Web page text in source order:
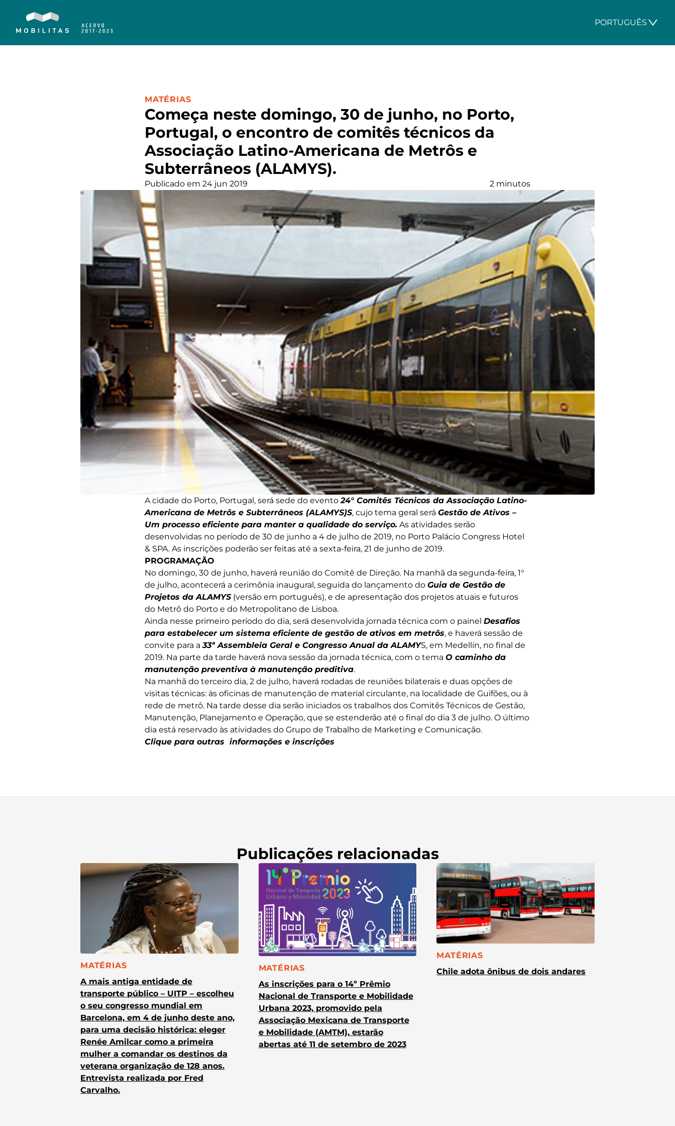
PORTUGUÊS
Começa neste domingo, 30 de junho, no Porto,
Portugal, o encontro de comitês técnicos da
Associação Latino-Americana de Metrôs e
Subterrâneos (ALAMYS).
CATEGORIA:
MATÉRIAS
Publicado em 24 jun 2019 2 minutos
A cidade do Porto, Portugal, será sede do evento24° Comitês Técnicos da Associação Latino-
Americana de Metrôs e Subterrâneos (ALAMYS)S, cujo tema geral será Gestão de Ativos –
Um processo eficiente para manter a qualidade do serviço. As atividades serão
desenvolvidas no período de 30 de junho a 4 de julho de 2019, no Porto Palácio Congress Hotel
& SPA. As inscrições poderão ser feitas até a sexta-feira, 21 de junho de 2019.
PROGRAMAÇÃO
No domingo, 30 de junho, haverá reunião do Comitê de Direção. Na manhã da segunda-feira, 1°
de julho, acontecerá a cerimônia inaugural, seguida do lançamento do Guia de Gestão de
Projetos da ALAMYS(versão em português), e de apresentação dos projetos atuais e futuros
do Metrô do Porto e do Metropolitano de Lisboa.
Ainda nesse primeiro período do dia, será desenvolvida jornada técnica com o painel Desafios
para estabelecer um sistema eficiente de gestão de ativos em metrôs, e haverá sessão de
convite para a33ª Assembleia Geral e Congresso Anual da ALAMYS, em Medellín, no final de
2019. Na parte da tarde haverá nova sessão da jornada técnica, com o tema O caminho da
manutenção preventiva à manutenção preditiva.
Na manhã do terceiro dia, 2 de julho, haverá rodadas de reuniões bilaterais e duas opções de
visitas técnicas: às oficinas de manutenção de material circulante, na localidade de Guifões, ou à
rede de metrô. Na tarde desse dia serão iniciados os trabalhos dos Comitês Técnicos de Gestão,
Manutenção, Planejamento e Operação, que se estenderão até o final do dia 3 de julho. O último
dia está reservado às atividades do Grupo de Trabalho de Marketing e Comunicação.
Clique para outras informações e inscrições
Publicações relacionadas
CATEGORIA:
MATÉRIAS
A mais antiga entidade de
transporte público – UITP – escolheu
o seu congresso mundial em
Barcelona, em 4 de junho deste ano,
para uma decisão histórica: eleger
Renée Amilcar como a primeira
mulher a comandar os destinos da
veterana organização de 128 anos.
Entrevista realizada por Fred
Carvalho.
CATEGORIA:
MATÉRIAS
As inscrições para o 14º Prêmio
Nacional de Transporte e Mobilidade
Urbana 2023, promovido pela
Associação Mexicana de Transporte
e Mobilidade (AMTM), estarão
abertas até 11 de setembro de 2023
CATEGORIA:
MATÉRIAS
Chile adota ônibus de dois andares